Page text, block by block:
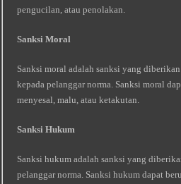
pengucilan, atau penolakan.
Sanksi Moral
Sanksi moral adalah sanksi yang
kepada pelanggar norma. Sanksi moral
menyesal, malu, atau ketakutan.
Sanksi Hukum
Sanksi hukum adalah sanksi yang
pelanggar norma. Sanksi hukum dapat